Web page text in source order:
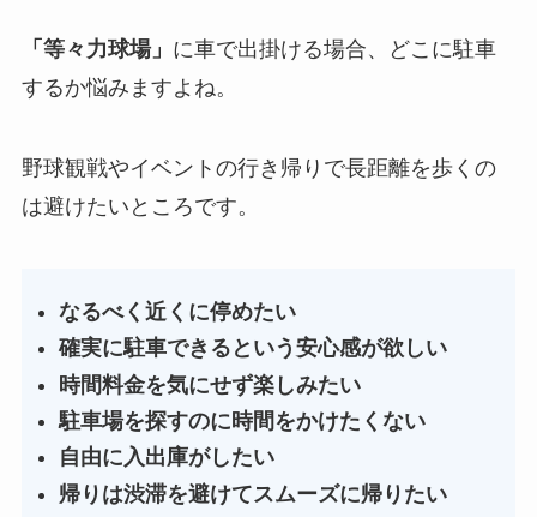
「等々力球場」 に車で出掛ける場合、どこに駐車
するか悩みますよね。
野球観戦やイベントの行き帰りで長距離を歩くの
は避けたいところです。
なるべく近くに停めたい
確実に駐車できるという安心感が欲しい
時間料金を気にせず楽しみたい
駐車場を探すのに時間をかけたくない
自由に入出庫がしたい
帰りは渋滞を避けてスムーズに帰りたい